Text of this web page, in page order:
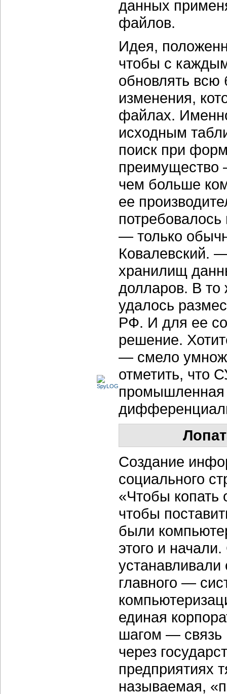
данных
файлов.
Идея,
чтобы с
обновлять всю
изменения,
файлах.
исходным
поиск при
преимущество
чем больше
ее
потребовалось
— только
Ковалевский.
хранилищ
долларов. В то
удалось
РФ. И для ее
решение.
— смело
отметить, что
промышленная
Создание
социального
«Чтобы копать
чтобы
были
этого и
главного —
единая
шагом — связь
через
предприятиях
называемая,